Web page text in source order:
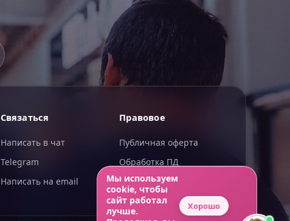
Связаться
Написать в чат
Telegram
Написать на email
Правовое
Публичная оферта
Обработка ПД
Конфиденциальность
Мы используем
cookie, чтобы
сайт работал
лучше.
Хорошо